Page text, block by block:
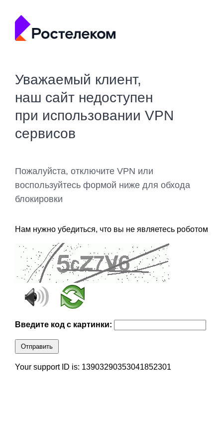
Уважаемый клиент,
наш сайт недоступен
при использовании VPN
сервисов
Пожалуйста, отключите VPN или
воспользуйтесь формой ниже для обхода
блокировки
Нам нужно убедиться, что вы не являетесь роботом
Введите код с картинки:
Отправить
Your support ID is: 13903290353041852301